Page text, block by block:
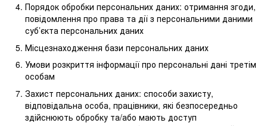
Порядок обробки персональних даних: отримання згоди,
повідомлення про права та дії з персональними даними
суб’єкта персональних даних
Місцезнаходження бази персональних даних
Умови розкриття інформації про персональні дані третім
особам
Захист персональних даних: способи захисту,
відповідальна особа, працівники, які безпосередньо
здійснюють обробку та/або мають доступ